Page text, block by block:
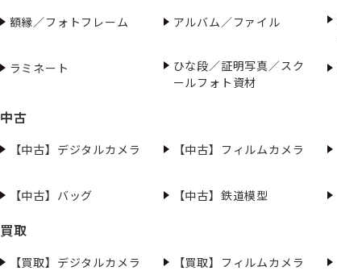
額縁／フォトフレーム
アルバム／ファイル
ラミネート
ひな段／証明写真／スク
ールフォト資材
中古
【中古】デジタルカメラ 【中古】フィルムカメラ
【中古】バッグ
【中古】鉄道模型
買取
【買取】デジタルカメラ 【買取】フィルムカメラ